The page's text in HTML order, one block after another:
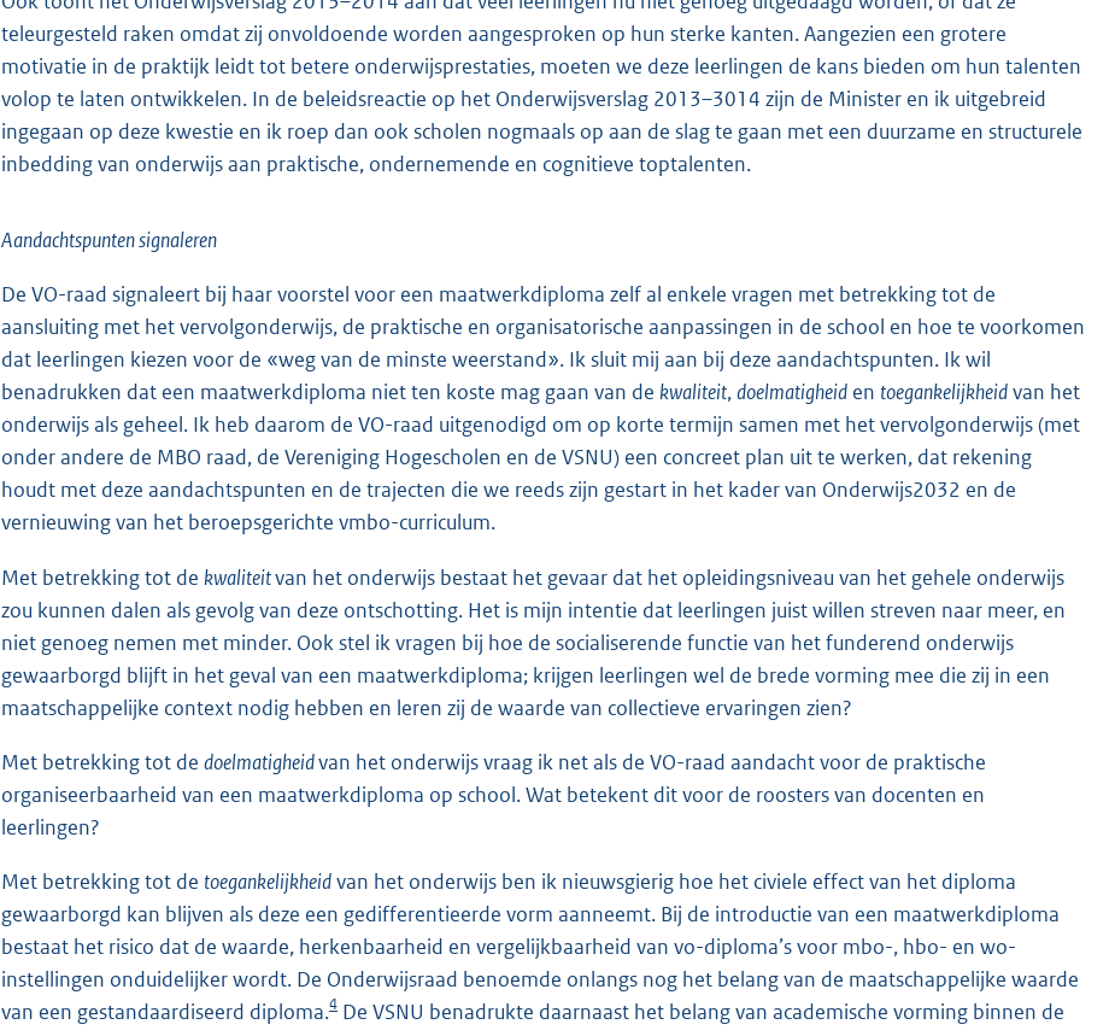
teleurgesteld raken omdat zij onvoldoende worden aangesproken op hun sterke kanten. Aangezien een grotere
motivatie in de praktijk leidt tot betere onderwijsprestaties, moeten we deze leerlingen de kans bieden om hun talenten
volop te laten ontwikkelen. In de beleidsreactie op het Onderwijsverslag 2013–3014 zijn de Minister en ik uitgebreid
ingegaan op deze kwestie en ik roep dan ook scholen nogmaals op aan de slag te gaan met een duurzame en structurele
inbedding van onderwijs aan praktische, ondernemende en cognitieve toptalenten.
Aandachtspunten signaleren
De VO-raad signaleert bij haar voorstel voor een maatwerkdiploma zelf al enkele vragen met betrekking tot de
aansluiting met het vervolgonderwijs, de praktische en organisatorische aanpassingen in de school en hoe te voorkomen
dat leerlingen kiezen voor de «weg van de minste weerstand». Ik sluit mij aan bij deze aandachtspunten. Ik wil
benadrukken dat een maatwerkdiploma niet ten koste mag gaan van de kwaliteit,doelmatigheid en toegankelijkheidvan het
onderwijs als geheel. Ik heb daarom de VO-raad uitgenodigd om op korte termijn samen met het vervolgonderwijs (met
onder andere de MBO raad, de Vereniging Hogescholen en de VSNU) een concreet plan uit te werken, dat rekening
houdt met deze aandachtspunten en de trajecten die we reeds zijn gestart in het kader van Onderwijs2032 en de
vernieuwing van het beroepsgerichte vmbo-curriculum.
Met betrekking tot de kwaliteitvan het onderwijs bestaat het gevaar dat het opleidingsniveau van het gehele onderwijs
zou kunnen dalen als gevolg van deze ontschotting. Het is mijn intentie dat leerlingen juist willen streven naar meer, en
niet genoeg nemen met minder. Ook stel ik vragen bij hoe de socialiserende functie van het funderend onderwijs
gewaarborgd blijft in het geval van een maatwerkdiploma; krijgen leerlingen wel de brede vorming mee die zij in een
maatschappelijke context nodig hebben en leren zij de waarde van collectieve ervaringen zien?
Met betrekking tot de doelmatigheidvan het onderwijs vraag ik net als de VO-raad aandacht voor de praktische
organiseerbaarheid van een maatwerkdiploma op school. Wat betekent dit voor de roosters van docenten en
leerlingen?
Met betrekking tot de toegankelijkheidvan het onderwijs ben ik nieuwsgierig hoe het civiele effect van het diploma
gewaarborgd kan blijven als deze een gedifferentieerde vorm aanneemt. Bij de introductie van een maatwerkdiploma
bestaat het risico dat de waarde, herkenbaarheid en vergelijkbaarheid van vo-diploma’s voor mbo-, hbo- en wo-
instellingen onduidelijker wordt. De Onderwijsraad benoemde onlangs nog het belang van de maatschappelijke waarde
van een gestandaardiseerd diploma.4 De VSNU benadrukte daarnaast het belang van academische vorming binnen de